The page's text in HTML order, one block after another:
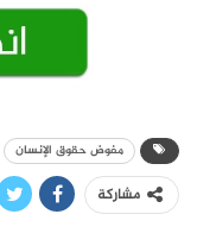
مفوض حقوق الإنسان
مشاركة